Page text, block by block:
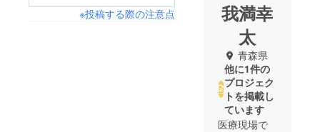
※投稿する際の注意点
我満幸
太
青森県
他に1件の
プロジェク
トを掲載し
ています
医療現場で